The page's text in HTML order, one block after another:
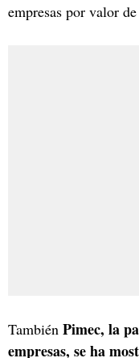
empresas por valor
También Pimec, la
empresas, se ha